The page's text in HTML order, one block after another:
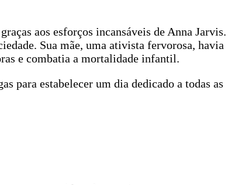
aos esforços incansáveis de Anna Jarvis.
Sua mãe, uma ativista fervorosa, havia
e combatia a mortalidade infantil.
para estabelecer um dia dedicado a todas as